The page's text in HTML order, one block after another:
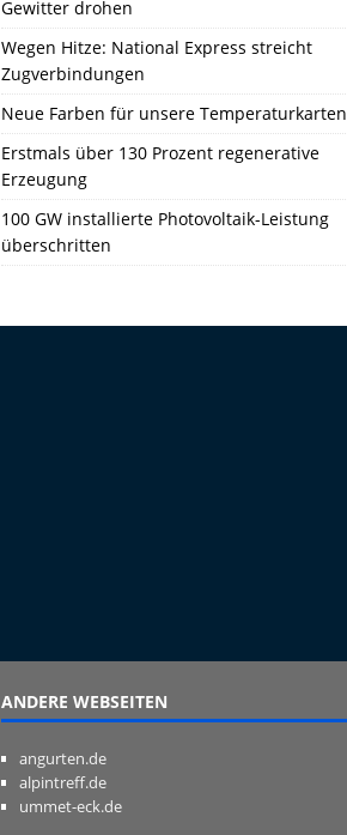
Gewitter drohen
Wegen Hitze: National Express streicht
Zugverbindungen
Neue Farben für unsere Temperaturkarten
Erstmals über 130 Prozent regenerative
Erzeugung
100 GW installierte Photovoltaik-Leistung
überschritten
ANDERE WEBSEITEN
angurten.de
alpintreff.de
ummet-eck.de